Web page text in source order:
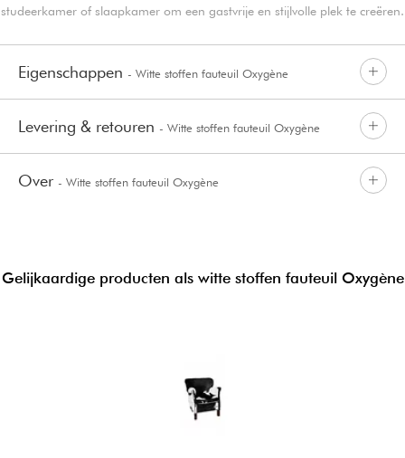
studeerkamer of slaapkamer om een gastvrije en stijlvolle plek te creëren.
Eigenschappen - Witte stoffen fauteuil Oxygène
Levering & retouren - Witte stoffen fauteuil Oxygène
Over - Witte stoffen fauteuil Oxygène
Gelijkaardige producten als witte stoffen fauteuil Oxygène